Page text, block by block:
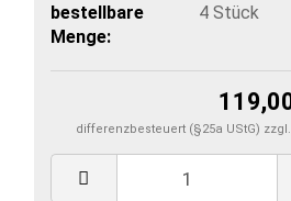
bestellbare
Menge:
4 Stück
differenzbesteuert (§25a UStG) zzgl.